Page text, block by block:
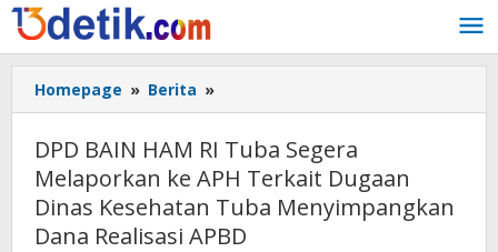
Lewati
ke
konten
Homepage » Berita »
BAIN
RI
Tuba
Segera
Melaporkan
DPD BAIN HAM RI Tuba Segera
Melaporkan ke APH Terkait Dugaan
Dinas Kesehatan Tuba Menyimpangkan
Dana Realisasi APBD